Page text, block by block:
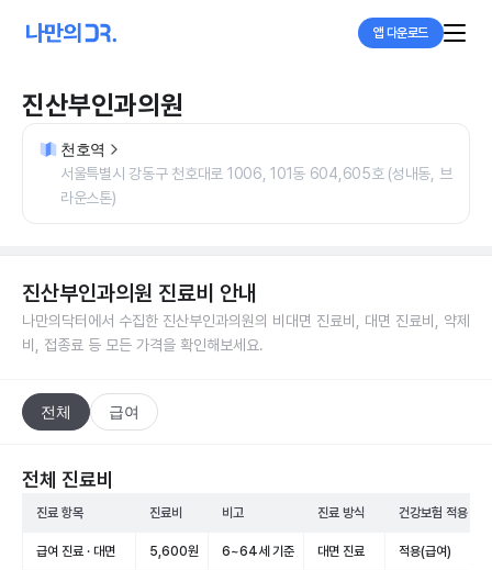
앱 다운로드
진산부인과의원
천호역
서울특별시 강동구 천호대로 1006, 101동 604,605호 (성내동, 브
라운스톤)
진산부인과의원 진료비 안내
나만의닥터에서 수집한 진산부인과의원의 비대면 진료비, 대면 진료비, 약제
비, 접종료 등 모든 가격을 확인해보세요.
전체 급여
전체 진료비
진료 항목 진료비 비고 진료 방식 건강보험 적용
급여 진료 · 대면 5,600원 6~64세 기준 대면 진료 적용(급여)